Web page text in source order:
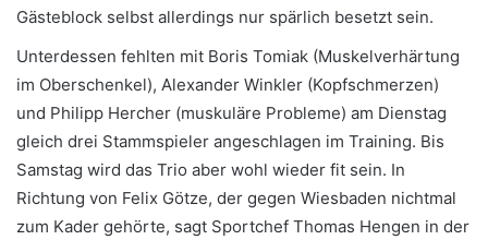
Gästeblock selbst allerdings nur spärlich besetzt sein.
Unterdessen fehlten mit Boris Tomiak (Muskelverhärtung
im Oberschenkel), Alexander Winkler (Kopfschmerzen)
und Philipp Hercher (muskuläre Probleme) am Dienstag
gleich drei Stammspieler angeschlagen im Training. Bis
Samstag wird das Trio aber wohl wieder fit sein. In
Richtung von Felix Götze, der gegen Wiesbaden nichtmal
zum Kader gehörte, sagt Sportchef Thomas Hengen in der